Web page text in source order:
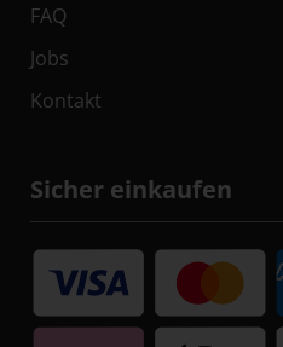
FAQ
Jobs
Kontakt
Sicher einkaufen